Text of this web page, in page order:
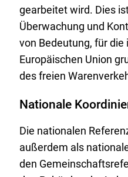
gearbeitet wird. Dies
Überwachung und
von Bedeutung, für die
Europäischen Union
des freien
Nationale
Die nationalen
außerdem als
den